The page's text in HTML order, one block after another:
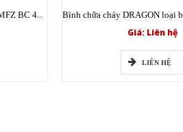
Bình chữa cháy DRAGON loại bột MFZ BC 4kg có tem kiểm định
Giá: Liên hệ
LIÊN HỆ